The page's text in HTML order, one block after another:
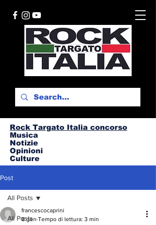
Rock Targato Italia concorso
Musica
Notizie
Opinioni
Culture
Post
All Posts
All Posts
francescocaprini
8 gen Tempo di lettura: 3 min